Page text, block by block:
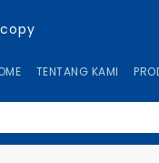
TENTANG KAMI